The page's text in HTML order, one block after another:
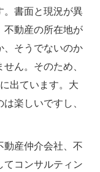
。書面と現況が異
不動産の所在地が
、そうでないのか
ん。そのため、
出ています。大
楽しいですし、
産仲介会社、不
てコンサルティン